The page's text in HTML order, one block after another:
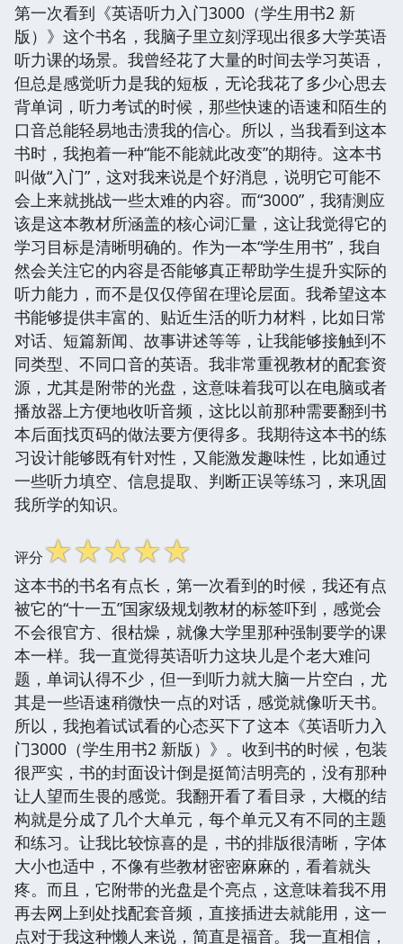
第一次看到《英语听力入门3000（学生用书2 新
版）》这个书名，我脑子里立刻浮现出很多大学英语
听力课的场景。我曾经花了大量的时间去学习英语，
但总是感觉听力是我的短板，无论我花了多少心思去
背单词，听力考试的时候，那些快速的语速和陌生的
口音总能轻易地击溃我的信心。所以，当我看到这本
书时，我抱着一种“能不能就此改变”的期待。这本书
叫做“入门”，这对我来说是个好消息，说明它可能不
会上来就挑战一些太难的内容。而“3000”，我猜测应
该是这本教材所涵盖的核心词汇量，这让我觉得它的
学习目标是清晰明确的。作为一本“学生用书”，我自
然会关注它的内容是否能够真正帮助学生提升实际的
听力能力，而不是仅仅停留在理论层面。我希望这本
书能够提供丰富的、贴近生活的听力材料，比如日常
对话、短篇新闻、故事讲述等等，让我能够接触到不
同类型、不同口音的英语。我非常重视教材的配套资
源，尤其是附带的光盘，这意味着我可以在电脑或者
播放器上方便地收听音频，这比以前那种需要翻到书
本后面找页码的做法要方便得多。我期待这本书的练
习设计能够既有针对性，又能激发趣味性，比如通过
一些听力填空、信息提取、判断正误等练习，来巩固
我所学的知识。
评分☆☆☆☆☆
这本书的书名有点长，第一次看到的时候，我还有点
被它的“十一五”国家级规划教材的标签吓到，感觉会
不会很官方、很枯燥，就像大学里那种强制要学的课
本一样。我一直觉得英语听力这块儿是个老大难问
题，单词认得不少，但一到听力就大脑一片空白，尤
其是一些语速稍微快一点的对话，感觉就像听天书。
所以，我抱着试试看的心态买下了这本《英语听力入
门3000（学生用书2 新版）》。收到书的时候，包装
很严实，书的封面设计倒是挺简洁明亮的，没有那种
让人望而生畏的感觉。我翻开看了看目录，大概的结
构就是分成了几个大单元，每个单元又有不同的主题
和练习。让我比较惊喜的是，书的排版很清晰，字体
大小也适中，不像有些教材密密麻麻的，看着就头
疼。而且，它附带的光盘是个亮点，这意味着我不用
再去网上到处找配套音频，直接插进去就能用，这一
点对于我这种懒人来说，简直是福音。我一直相信，